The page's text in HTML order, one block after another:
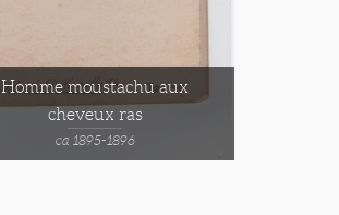
Homme moustachu aux
cheveux ras
ca 1895-1896